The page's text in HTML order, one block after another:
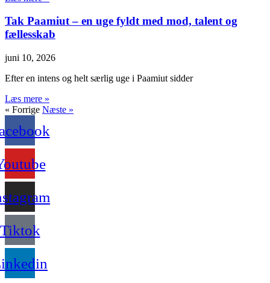
Tak Paamiut – en uge fyldt med mod, talent og
fællesskab
juni 10, 2026
Efter en intens og helt særlig uge i Paamiut sidder
Læs mere »
« Forrige Næste »
Tiktok